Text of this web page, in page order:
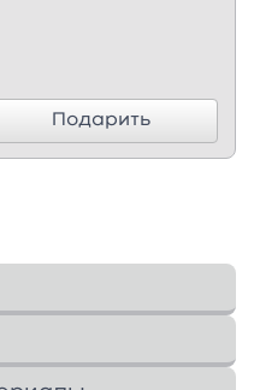
Подарить
дисциплине
соответствует